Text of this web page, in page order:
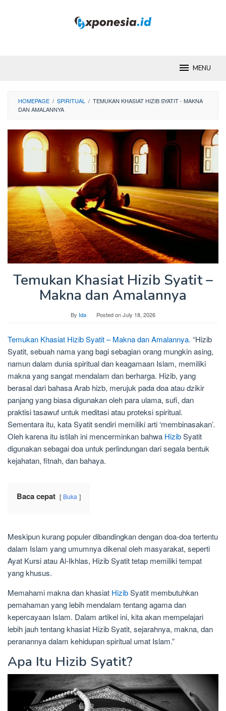
MENU
HOMEPAGE / SPIRITUAL / TEMUKAN KHASIAT HIZIB SYATIT - MAKNA
DAN AMALANNYA
Temukan Khasiat Hizib Syatit –
Makna dan Amalannya
By Ida Posted onJuly 18, 2026
Temukan Khasiat Hizib Syatit – Makna dan Amalannya. “Hizib
Syatit, sebuah nama yang bagi sebagian orang mungkin asing,
namun dalam dunia spiritual dan keagamaan Islam, memiliki
makna yang sangat mendalam dan berharga. Hizib, yang
berasal dari bahasa Arab hizb, merujuk pada doa atau dzikir
panjang yang biasa digunakan oleh para ulama, sufi, dan
praktisi tasawuf untuk meditasi atau proteksi spiritual.
Sementara itu, kata Syatit sendiri memiliki arti ‘membinasakan’.
Oleh karena itu istilah ini mencerminkan bahwa HizibSyatit
digunakan sebagai doa untuk perlindungan dari segala bentuk
kejahatan, fitnah, dan bahaya.
Baca cepat Buka
Meskipun kurang populer dibandingkan dengan doa-doa tertentu
dalam Islam yang umumnya dikenal oleh masyarakat, seperti
Ayat Kursi atau Al-Ikhlas, Hizib Syatit tetap memiliki tempat
yang khusus.
Memahami makna dan khasiat HizibSyatit membutuhkan
pemahaman yang lebih mendalam tentang agama dan
kepercayaan Islam. Dalam artikel ini, kita akan mempelajari
lebih jauh tentang khasiat Hizib Syatit, sejarahnya, makna, dan
peranannya dalam kehidupan spiritual umat Islam.”
Apa Itu Hizib Syatit?